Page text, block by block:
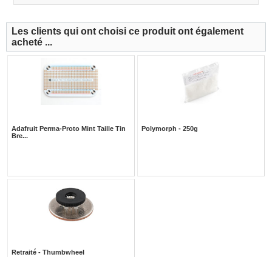
Les clients qui ont choisi ce produit ont également
acheté ...
Adafruit Perma-Proto Mint Taille Tin
Bre...
Polymorph - 250g
Retraité - Thumbwheel